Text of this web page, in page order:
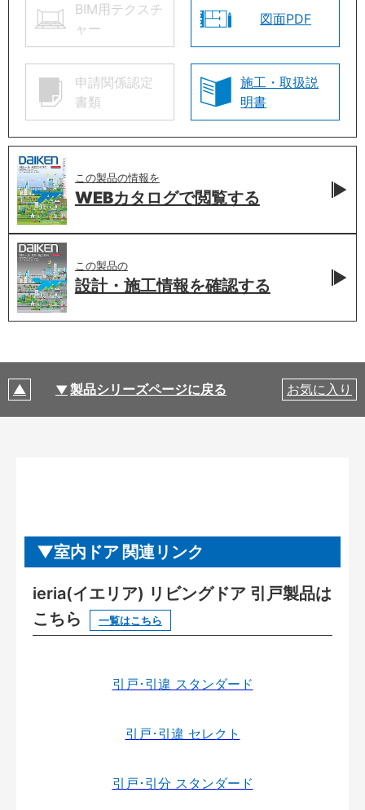
BIM用テクスチ
ャー
図面PDF
申請関係認定
書類
施工・取扱説
明書
この製品の情報を
WEBカタログで閲覧する
この製品の
設計・施工情報を確認する
製品シリーズページに戻る お気に入り
室内ドア 関連リンク
ieria(イエリア) リビングドア 引戸製品は
こちら
一覧はこちら
引戸･引違 スタンダード
引戸･引違 セレクト
引戸･引分 スタンダード